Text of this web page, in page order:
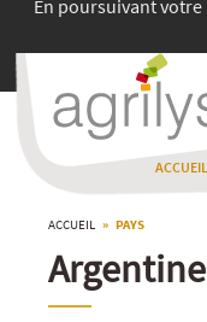
En poursuivant
ACCUEIL
ACCUEIL » PAYS
Argentine